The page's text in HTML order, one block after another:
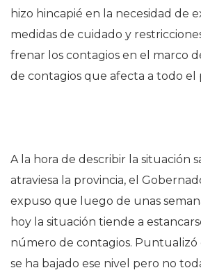
hizo hincapié en la necesidad de
medidas de cuidado y
frenar los contagios en el marco
de contagios que afecta a todo el
A la hora de describir la situación
atraviesa la provincia, el
expuso que luego de unas
hoy la situación tiende a
número de contagios. Puntualizó
se ha bajado ese nivel pero no